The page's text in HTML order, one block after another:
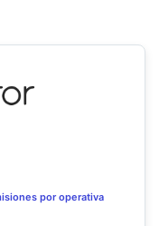
por operativa